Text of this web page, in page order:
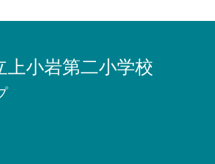
上小岩第二小学校